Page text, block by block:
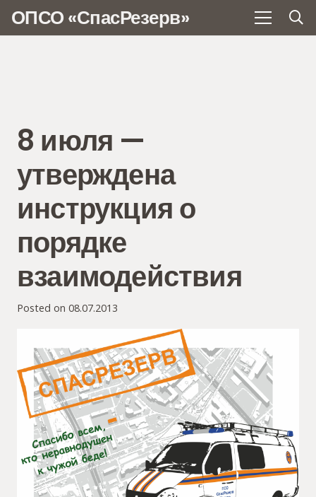
ОПСО «СпасРезерв»
8 июля —
утверждена
инструкция о
порядке
взаимодействия
Posted on 08.07.2013